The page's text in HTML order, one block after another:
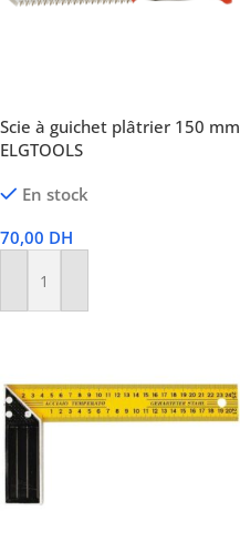
Scie à guichet plâtrier 150 mm
ELGTOOLS
En stock
70,00 DH
Ajouter Au Panier